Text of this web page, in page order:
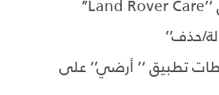
تطبيق ‘’ أرضي’’ على